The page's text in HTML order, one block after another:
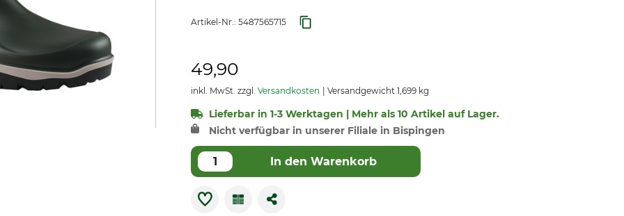
Artikel-Nr.: 5487565715
49,90
inkl. MwSt. zzgl. Versandkosten Versandgewicht 1,699 kg
Lieferbar in 1-3 Werktagen | Mehr als 10 Artikel auf Lager.
Nicht verfügbar in unserer Filiale in Bispingen
In den Warenkorb